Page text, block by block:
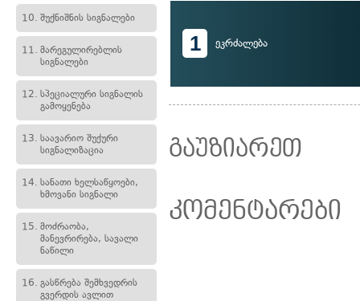
10. შუქნიშნის სიგნალები
11. მარეგულირებლის
სიგნალები
12. სპეციალური სიგნალის
გამოყენება
13. საავარიო შუქური
სიგნალიზაცია
14. სანათი ხელსაწყოები,
ხმოვანი სიგნალი
15. მოძრაობა,
მანევრირება, სავალი
ნაწილი
16. გასწრება შემხვედრის
გვერდის ავლით
1 ეკრძალება
გაუზიარეთ
კომენტარები